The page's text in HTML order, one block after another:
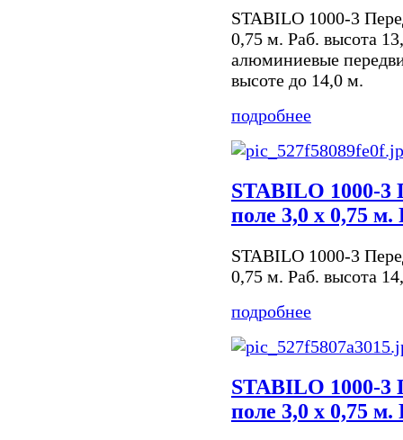
STABILO 1000-3
0,75 м. Раб. высота
алюминиевые
высоте до 14,0 м.
подробнее
STABILO 1000-3
поле 3,0 х 0,75
STABILO 1000-3
0,75 м. Раб. высота
подробнее
STABILO 1000-3
поле 3,0 х 0,75